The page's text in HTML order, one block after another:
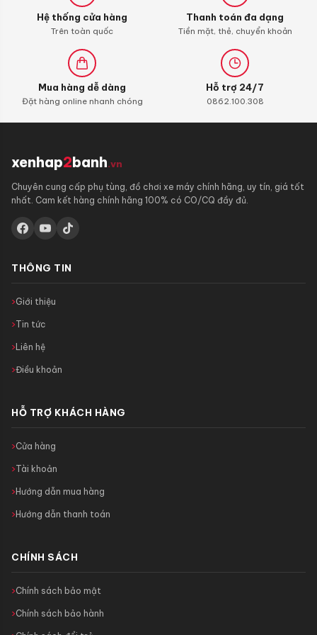
Hệ thống cửa hàng
Trên toàn quốc
Thanh toán đa dạng
Tiền mặt, thẻ, chuyển khoản
Mua hàng dễ dàng
Đặt hàng online nhanh chóng
Hỗ trợ 24/7
0862.100.308
xenhap2banh.vn
Chuyên cung cấp phụ tùng, đồ chơi xe máy chính hãng, uy tín, giá tốt
nhất. Cam kết hàng chính hãng 100% có CO/CQ đầy đủ.
THÔNG TIN
Giới thiệu
Tin tức
Liên hệ
Điều khoản
HỖ TRỢ KHÁCH HÀNG
Cửa hàng
Tài khoản
Hướng dẫn mua hàng
Hướng dẫn thanh toán
CHÍNH SÁCH
Chính sách bảo mật
Chính sách bảo hành